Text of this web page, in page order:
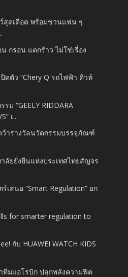
ว์สุดเดือด พร้อมชวนแฟน ๆ
กร่อน แตกร้าว ไม่ใช่เรื่อง
ดตัว “Chery Q รถไฟฟ้า คิวท์
รม “GEELY RIDDARA
เ...
คว้ารางวัลนวัตกรรมบรรจุภัณฑ์
ลัยยั่งยืนแห่งประเทศไทยสัญจร
เสนอ “Smart Regulation” ยก
for smarter regulation to
กับ HUAWEI WATCH KIDS
ทีมแอโรบิก ปลุกพลังความฟิต